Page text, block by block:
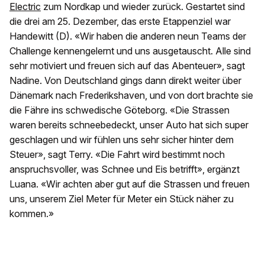
Electric zum Nordkap und wieder zurück. Gestartet sind
die drei am 25. Dezember, das erste Etappenziel war
Handewitt (D). «Wir haben die anderen neun Teams der
Challenge kennengelernt und uns ausgetauscht. Alle sind
sehr motiviert und freuen sich auf das Abenteuer», sagt
Nadine. Von Deutschland gings dann direkt weiter über
Dänemark nach Frederikshaven, und von dort brachte sie
die Fähre ins schwedische Göteborg. «Die Strassen
waren bereits schneebedeckt, unser Auto hat sich super
geschlagen und wir fühlen uns sehr sicher hinter dem
Steuer», sagt Terry. «Die Fahrt wird bestimmt noch
anspruchsvoller, was Schnee und Eis betrifft», ergänzt
Luana. «Wir achten aber gut auf die Strassen und freuen
uns, unserem Ziel Meter für Meter ein Stück näher zu
kommen.»